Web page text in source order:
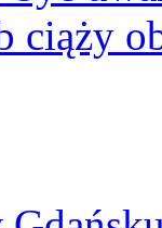
ciąży